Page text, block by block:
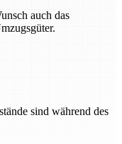
auch das
sind während des